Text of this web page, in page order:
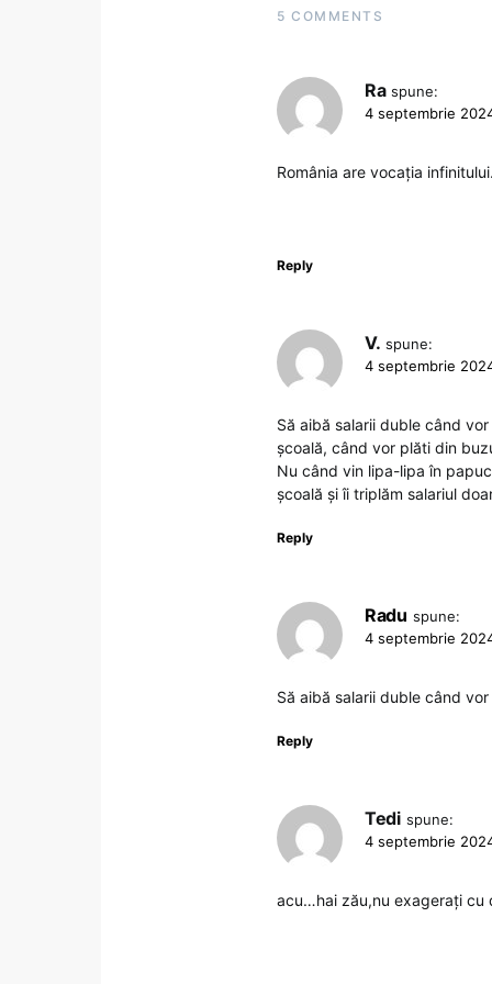
5 COMMENTS
Ra spune:
4 septembrie
România are vocația
Reply
V. spune:
4 septembrie
Să aibă salarii duble când
școală, când vor plăti din
Nu când vin lipa-lipa în
școală și îi triplăm salariul
Reply
Radu spune:
4 septembrie
Să aibă salarii duble când
Reply
Tedi spune:
4 septembrie
acu…hai zău,nu exagerați cu